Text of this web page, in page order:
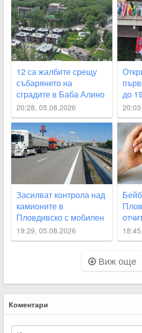
12 са жалбите срещу
събарянето на
сградите в Баба Алино
20:28, 05.08.2026
до
Засилват контрола над
камионите в
Пловдивско с мобилен
кантар
19:29, 05.08.2026
на
Виж още
Коментари